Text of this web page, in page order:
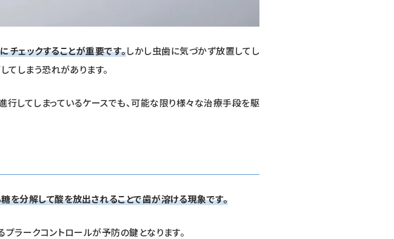
ェックすることが重要です。しかし虫歯に気づかず放置してし
てしまう恐れがあります。
行してしまっているケースでも、可能な限り様々な治療手段を駆
分解して酸を放出されることで歯が溶ける現象です。
ラークコントロールが予防の鍵となります。